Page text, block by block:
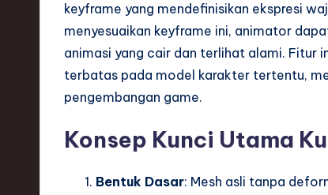
keyframe yang mendefinisikan ekspresi
menyesuaikan keyframe ini, animator
animasi yang cair dan terlihat alami. Fitur
terbatas pada model karakter tertentu,
pengembangan game.
Konsep Kunci Utama
Bentuk Dasar: Mesh asli tanpa